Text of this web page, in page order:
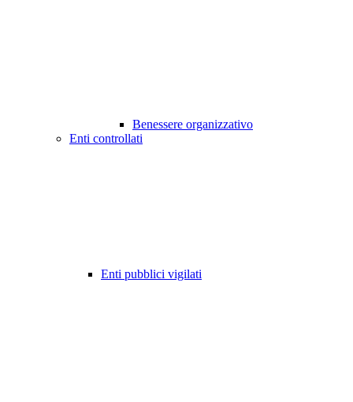
Benessere organizzativo
Enti controllati
Enti pubblici vigilati